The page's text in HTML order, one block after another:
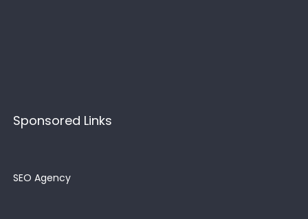
Sponsored Links
SEO Agency